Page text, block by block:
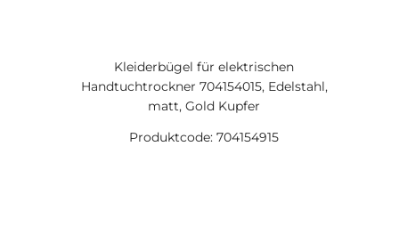
Kleiderbügel für elektrischen
Handtuchtrockner 704154015, Edelstahl,
matt, Gold Kupfer
Produktcode: 704154915